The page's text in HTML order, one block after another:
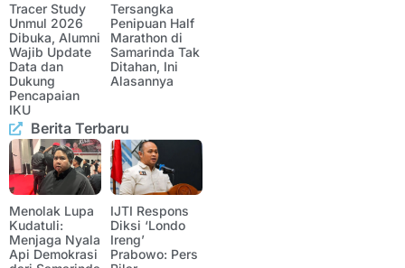
Tracer Study
Unmul 2026
Dibuka, Alumni
Wajib Update
Data dan
Dukung
Pencapaian
IKU
Tersangka
Penipuan Half
Marathon di
Samarinda Tak
Ditahan, Ini
Alasannya
Berita Terbaru
Menolak Lupa
Kudatuli:
Menjaga Nyala
Api Demokrasi
IJTI Respons
Diksi ‘Londo
Ireng’
Prabowo: Pers